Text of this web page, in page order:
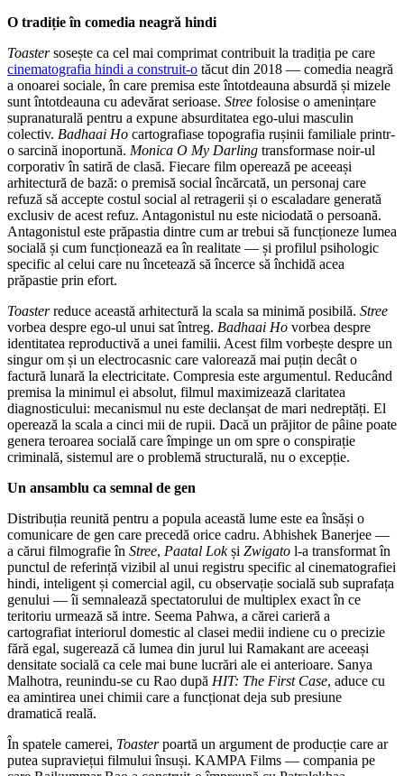
O tradiție în comedia neagră hindi
Toastersosește ca cel mai comprimat contribuit la tradiția pe care
cinematografia hindi a construit-o tăcut din 2018 — comedia neagră
a onoarei sociale, în care premisa este întotdeauna absurdă și mizele
sunt întotdeauna cu adevărat serioase. Stree folosise o amenințare
supranaturală pentru a expune absurditatea ego-ului masculin
colectiv. Badhaai Ho cartografiase topografia rușinii familiale printr-
o sarcină inoportună. Monica O My Darling transformase noir-ul
corporativ în satiră de clasă. Fiecare film operează pe aceeași
arhitectură de bază: o premisă social încărcată, un personaj care
refuză să accepte costul social al retragerii și o escaladare generată
exclusiv de acest refuz. Antagonistul nu este niciodată o persoană.
Antagonistul este prăpastia dintre cum ar trebui să funcționeze lumea
socială și cum funcționează ea în realitate — și profilul psihologic
specific al celui care nu încetează să încerce să închidă acea
prăpastie prin efort.
Toasterreduce această arhitectură la scala sa minimă posibilă. Stree
vorbea despre ego-ul unui sat întreg. Badhaai Ho vorbea despre
identitatea reproductivă a unei familii. Acest film vorbește despre un
singur om și un electrocasnic care valorează mai puțin decât o
factură lunară la electricitate. Compresia este argumentul. Reducând
premisa la minimul ei absolut, filmul maximizează claritatea
diagnosticului: mecanismul nu este declanșat de mari nedreptăți. El
operează la scala a cinci mii de rupii. Dacă un prăjitor de pâine poate
genera teroarea socială care împinge un om spre o conspirație
criminală, sistemul are o problemă structurală, nu o excepție.
Un ansamblu ca semnal de gen
Distribuția reunită pentru a popula această lume este ea însăși o
comunicare de gen care precedă orice cadru. Abhishek Banerjee —
a cărui filmografie în Stree, Paatal Lokși Zwigato l-a transformat în
punctul de referință vizibil al unui registru specific al cinematografiei
hindi, inteligent și comercial agil, cu observație socială sub suprafața
genului — îi semnalează spectatorului de multiplex exact în ce
teritoriu urmează să intre. Seema Pahwa, a cărei carieră a
cartografiat interiorul domestic al clasei medii indiene cu o precizie
fără egal, sugerează că lumea din jurul lui Ramakant are aceeași
densitate socială ca cele mai bune lucrări ale ei anterioare. Sanya
Malhotra, reunindu-se cu Rao după HIT: The First Case, aduce cu
ea amintirea unei chimii care a funcționat deja sub presiune
dramatică reală.
În spatele camerei, Toasterpoartă un argument de producție care ar
putea supraviețui filmului însuși. KAMPA Films — compania pe